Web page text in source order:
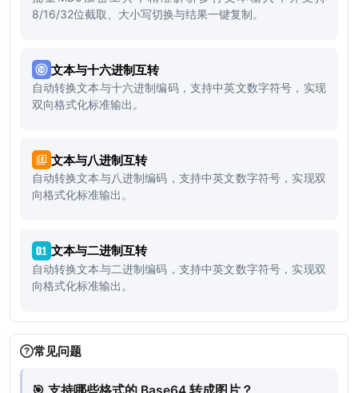
8/16/32位截取、大小写切换与结果一键复制。
文本与十六进制互转
自动转换文本与十六进制编码，支持中英文数字符号，实现
双向格式化标准输出。
文本与八进制互转
自动转换文本与八进制编码，支持中英文数字符号，实现双
向格式化标准输出。
文本与二进制互转
自动转换文本与二进制编码，支持中英文数字符号，实现双
向格式化标准输出。
常见问题